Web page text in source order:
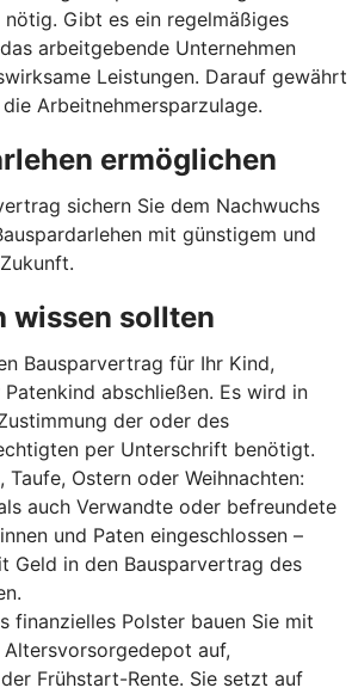
Gibt es ein regelmäßiges
arbeitgebende Unternehmen
Leistungen. Darauf gewährt
Arbeitnehmer­spar­zulage.
ermöglichen
sichern Sie dem Nachwuchs
mit günstigem und
wissen sollten
Bausparvertrag für Ihr Kind,
abschließen. Es wird in
der oder des
per Unterschrift benötigt.
Taufe, Ostern oder Weihnachten:
auch Verwandte oder befreundete
und Paten eingeschlossen –
Geld in den Bausparvertrag des
finanzielles Polster bauen Sie mit
auf,
Frühstart-Rente. Sie setzt auf